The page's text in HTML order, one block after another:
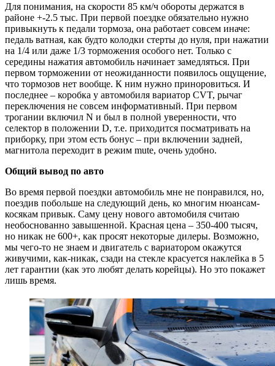
Для понимания, на скорости 85 км/ч обороты держатся в
районе +-2.5 тыс. При первой поездке обязательно нужно
привыкнуть к педали тормоза, она работает совсем иначе:
педаль ватная, как будто колодки стерты до нуля, при нажатии
на 1/4 или даже 1/3 торможения особого нет. Только с
середины нажатия автомобиль начинает замедляться. При
первом торможении от неожиданности появилось ощущение,
что тормозов нет вообще. К ним нужно приноровиться. И
последнее – коробка у автомобиля вариатор CVT, рычаг
переключения не совсем информативный. При первом
трогании включил N и был в полной уверенности, что
селектор в положении D, т.е. приходится посматривать на
приборку, при этом есть бонус – при включении задней,
магнитола переходит в режим mute, очень удобно.
Общий вывод по авто
Во время первой поездки автомобиль мне не понравился, но,
поездив побольше на следующий день, ко многим нюансам-
косякам привык. Саму цену нового автомобиля считаю
необоснованно завышенной. Красная цена – 350-400 тысяч,
но никак не 600+, как просят некоторые дилеры. Возможно,
мы чего-то не знаем и двигатель с вариатором окажутся
живучими, как-никак, сзади на стекле красуется наклейка в 5
лет гарантии (как это любят делать корейцы). Но это покажет
лишь время.